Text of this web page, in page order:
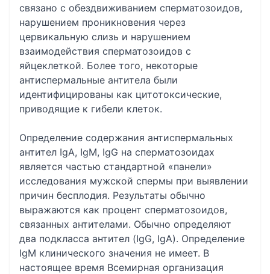
связано с обездвиживанием сперматозоидов,
нарушением проникновения через
цервикальную слизь и нарушением
взаимодействия сперматозоидов с
яйцеклеткой. Более того, некоторые
антиспермальные антитела были
идентифицированы как цитотоксические,
приводящие к гибели клеток.
Определение содержания антиспермальных
антител IgA, IgM, IgG на сперматозоидах
является частью стандартной «панели»
исследования мужской спермы при выявлении
причин бесплодия. Результаты обычно
выражаются как процент сперматозоидов,
связанных антителами. Обычно определяют
два подкласса антител (IgG, IgA). Определение
IgM клинического значения не имеет. В
настоящее время Всемирная организация